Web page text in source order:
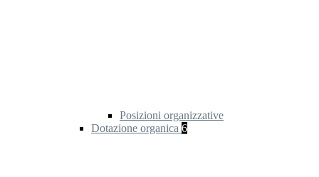
Posizioni organizzative
Dotazione organica 6